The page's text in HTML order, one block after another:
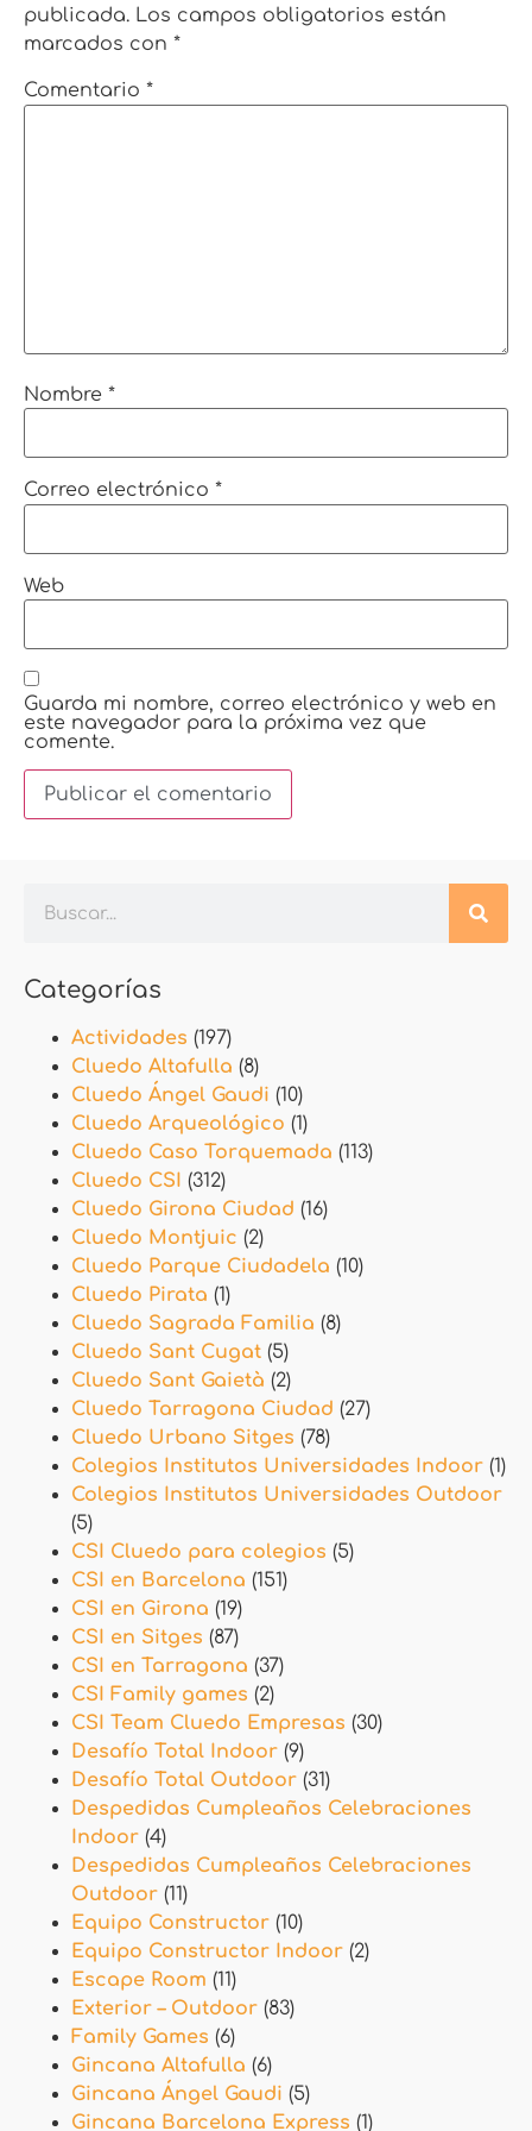
publicada. Los campos obligatorios están
marcados con *
Comentario *
Nombre *
Correo electrónico *
Web
Guarda mi nombre, correo electrónico y web en
este navegador para la próxima vez que
comente.
Categorías
Actividades (197)
Cluedo Altafulla (8)
Cluedo Ángel Gaudi (10)
Cluedo Arqueológico (1)
Cluedo Caso Torquemada (113)
Cluedo CSI (312)
Cluedo Girona Ciudad (16)
Cluedo Montjuic (2)
Cluedo Parque Ciudadela (10)
Cluedo Pirata (1)
Cluedo Sagrada Familia (8)
Cluedo Sant Cugat (5)
Cluedo Sant Gaietà (2)
Cluedo Tarragona Ciudad (27)
Cluedo Urbano Sitges (78)
Colegios Institutos Universidades Indoor (1)
Colegios Institutos Universidades Outdoor
(5)
CSI Cluedo para colegios (5)
CSI en Barcelona (151)
CSI en Girona (19)
CSI en Sitges (87)
CSI en Tarragona (37)
CSI Family games (2)
CSI Team Cluedo Empresas (30)
Desafío Total Indoor (9)
Desafío Total Outdoor (31)
Despedidas Cumpleaños Celebraciones
Indoor (4)
Despedidas Cumpleaños Celebraciones
Outdoor (11)
Equipo Constructor (10)
Equipo Constructor Indoor (2)
Escape Room (11)
Exterior – Outdoor (83)
Family Games (6)
Gincana Altafulla (6)
Gincana Ángel Gaudi (5)
Gincana Barcelona Express (1)